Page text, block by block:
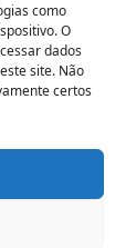
como
O
dados
site. Não
certos